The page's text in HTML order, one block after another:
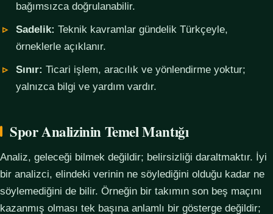
bağımsızca doğrulanabilir.
Sadelik: Teknik kavramlar gündelik Türkçeyle,
örneklerle açıklanır.
Sınır: Ticari işlem, aracılık ve yönlendirme yoktur;
yalnızca bilgi ve yardım vardır.
Spor Analizinin Temel Mantığı
Analiz, geleceği bilmek değildir; belirsizliği daraltmaktır. İyi
bir analizci, elindeki verinin ne söylediğini olduğu kadar ne
söylemediğini de bilir. Örneğin bir takımın son beş maçını
kazanmış olması tek başına anlamlı bir gösterge değildir;